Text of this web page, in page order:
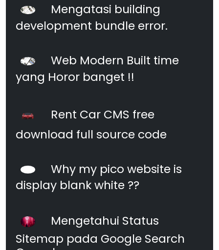
Mengatasi building
development bundle error.
Web Modern Built time
yang Horor banget !!
Rent Car CMS free
download full source code
Why my pico website is
display blank white ??
Mengetahui Status
Sitemap pada Google Search